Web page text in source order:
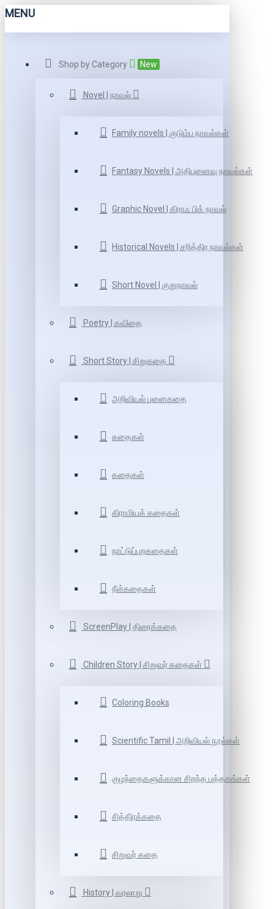
MENU
Shop by Category New
Novel | நாவல்
Family novels | குடும்ப நாவல்கள்
Fantasy Novels | அதிபுனைவு நாவல்கள்
Graphic Novel | கிராஃ பிக் நாவல்
Historical Novels | சரித்திர நாவல்கள்
Short Novel | குறுநாவல்
Poetry | கவிதை
Short Story | சிறுகதை
அறிவியல் புனைகதை
கதைகள்
கதைகள்
கிராமியக் கதைகள்
நாட்டுப்புறகதைகள்
நீள்கதைகள்
ScreenPlay | திரைக்கதை
Children Story | சிறுவர் கதைகள்
Coloring Books
Scientific Tamil | அறிவியல் நூல்கள்
குழந்தைகளுக்கான சிறந்த புத்தகங்கள்
சித்திரக்கதை
சிறுவர் கதை
History | வரலாறு